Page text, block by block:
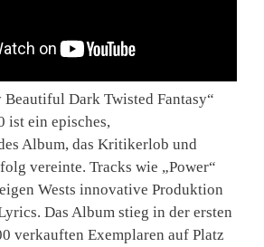
Beautiful Dark Twisted Fantasy“
ist ein episches,
Album, das Kritikerlob und
vereinte. Tracks wie „Power“
Wests innovative Produktion
Das Album stieg in der ersten
verkauften Exemplaren auf Platz